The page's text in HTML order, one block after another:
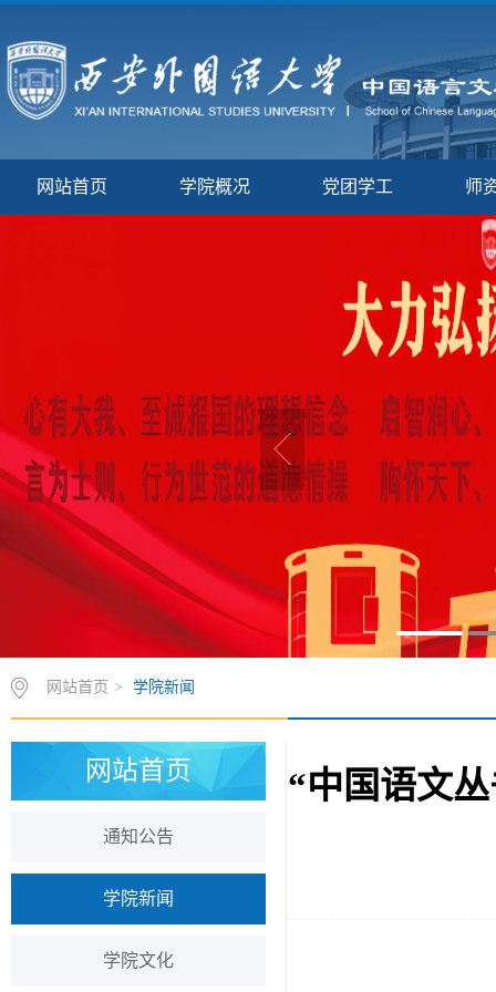
网站首页 学院概况 党团学工 师
网站首页 > 学院新闻
网站首页
通知公告
学院新闻
学院文化
“中国语文